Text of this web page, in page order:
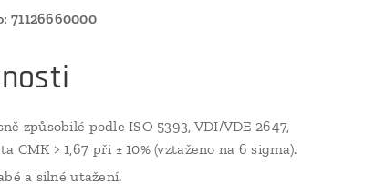
71126660000
způsobilé podle ISO 5393, VDI/VDE 2647,
CMK > 1,67 při ± 10% (vztaženo na 6 sigma).
a silné utažení.